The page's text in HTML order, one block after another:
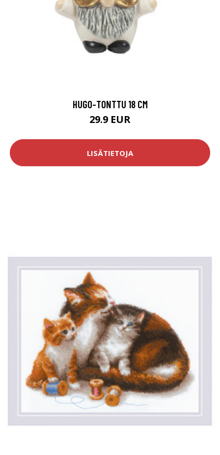
HUGO-TONTTU 18 CM
29.9 EUR
LISÄTIETOJA